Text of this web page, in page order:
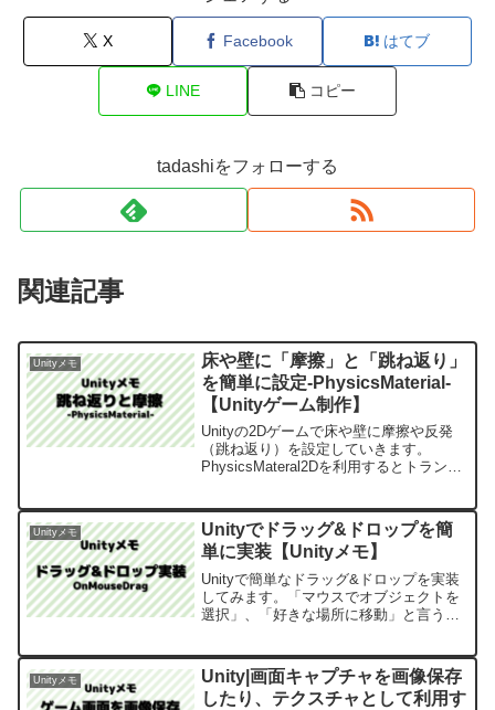
X Facebook はてブ
LINE コピー
tadashiをフォローする
関連記事
Unityメモ
床や壁に「摩擦」と「跳ね返り」
を簡単に設定-PhysicsMaterial-
【Unityゲーム制作】
Unityの2Dゲームで床や壁に摩擦や反発
（跳ね返り）を設定していきます。
PhysicsMateral2Dを利用するとトランポ
Unityメモ
Unityでドラッグ&ドロップを簡
単に実装【Unityメモ】
Unityで簡単なドラッグ&ドロップを実装
してみます。「マウスでオブジェクトを
選択」、「好きな場所に移動」と言う感
して簡単に実装してみます。実...
Unityメモ
Unity|画面キャプチャを画像保存
したり、テクスチャとして利用す